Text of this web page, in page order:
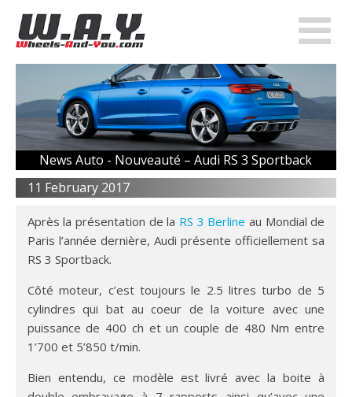
News Auto - Nouveauté – Audi RS 3 Sportback
11 February 2017
Après la présentation de la RS 3 Berline au Mondial de
Paris l’année dernière, Audi présente officiellement sa
RS 3 Sportback.
Côté moteur, c’est toujours le 2.5 litres turbo de 5
cylindres qui bat au coeur de la voiture avec une
puissance de 400 ch et un couple de 480 Nm entre
1’700 et 5’850 t/min.
Bien entendu, ce modèle est livré avec la boite à